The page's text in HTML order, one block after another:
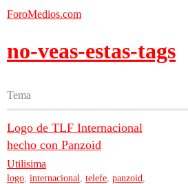
ForoMedios.com
no-veas-estas-tags
Tema
Logo de TLF Internacional
hecho con Panzoid
Utilisima
logo, internacional, telefe, panzoid,